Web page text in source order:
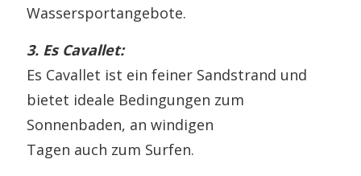
Wassersportangebote.
3. Es Cavallet:
Es Cavallet ist ein feiner Sandstrand und
bietet ideale Bedingungen zum
Sonnenbaden, an windigen
Tagen auch zum Surfen.